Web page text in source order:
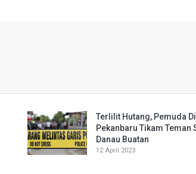
Terlilit Hutang, Pemuda Di
Pekanbaru Tikam Teman
Danau Buatan
12 April 2023